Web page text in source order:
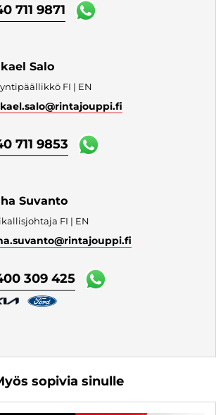
711 9871
Salo
FI | EN
@rintajouppi.fi
711 9853
Suvanto
FI | EN
@rintajouppi.fi
309 425
sopivia sinulle